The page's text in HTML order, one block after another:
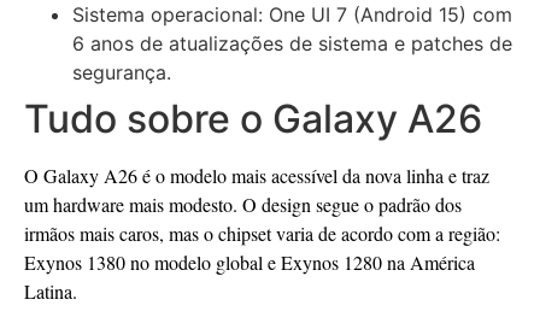
Sistema operacional: One UI 7 (Android 15) com
6 anos de atualizações de sistema e patches de
segurança.
Tudo sobre o Galaxy A26
O Galaxy A26 é o modelo mais acessível da nova linha e traz
um hardware mais modesto. O design segue o padrão dos
irmãos mais caros, mas o chipset varia de acordo com a região:
Exynos 1380 no modelo global e Exynos 1280 na América
Latina.